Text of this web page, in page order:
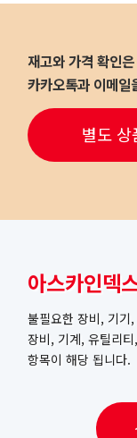
재고와 가격 확인은
카카오톡과 이메일
별도 상
아스카인덱
불필요한 장비, 기기
장비, 기계, 유틸리
항목이 해당 됩니다.